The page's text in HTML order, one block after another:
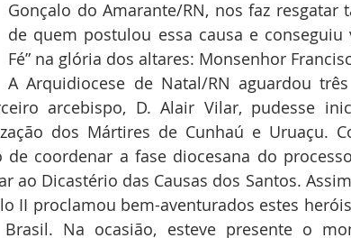
Gonçalo do Amarante/RN, nos faz resgatar
de quem postulou essa causa e conseguiu
Fé” na glória dos altares: Monsenhor
A Arquidiocese de Natal/RN aguardou
arcebispo, D. Alair Vilar, pudesse
dos Mártires de Cunhaú e Uruaçu.
de coordenar a fase diocesana do
ao Dicastério das Causas dos Santos.
II proclamou bem-aventurados estes
Na ocasião, esteve presente o